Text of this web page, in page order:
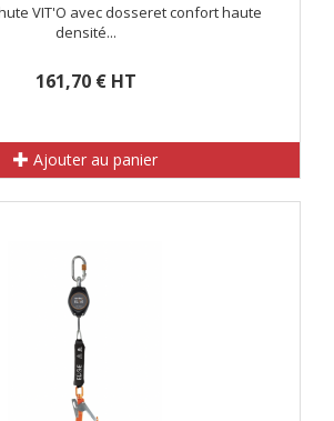
VIT'O avec dosseret confort haute
densité...
161,70 € HT
Ajouter au panier